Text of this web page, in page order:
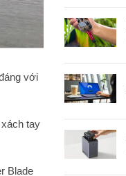
với
tay
Blade